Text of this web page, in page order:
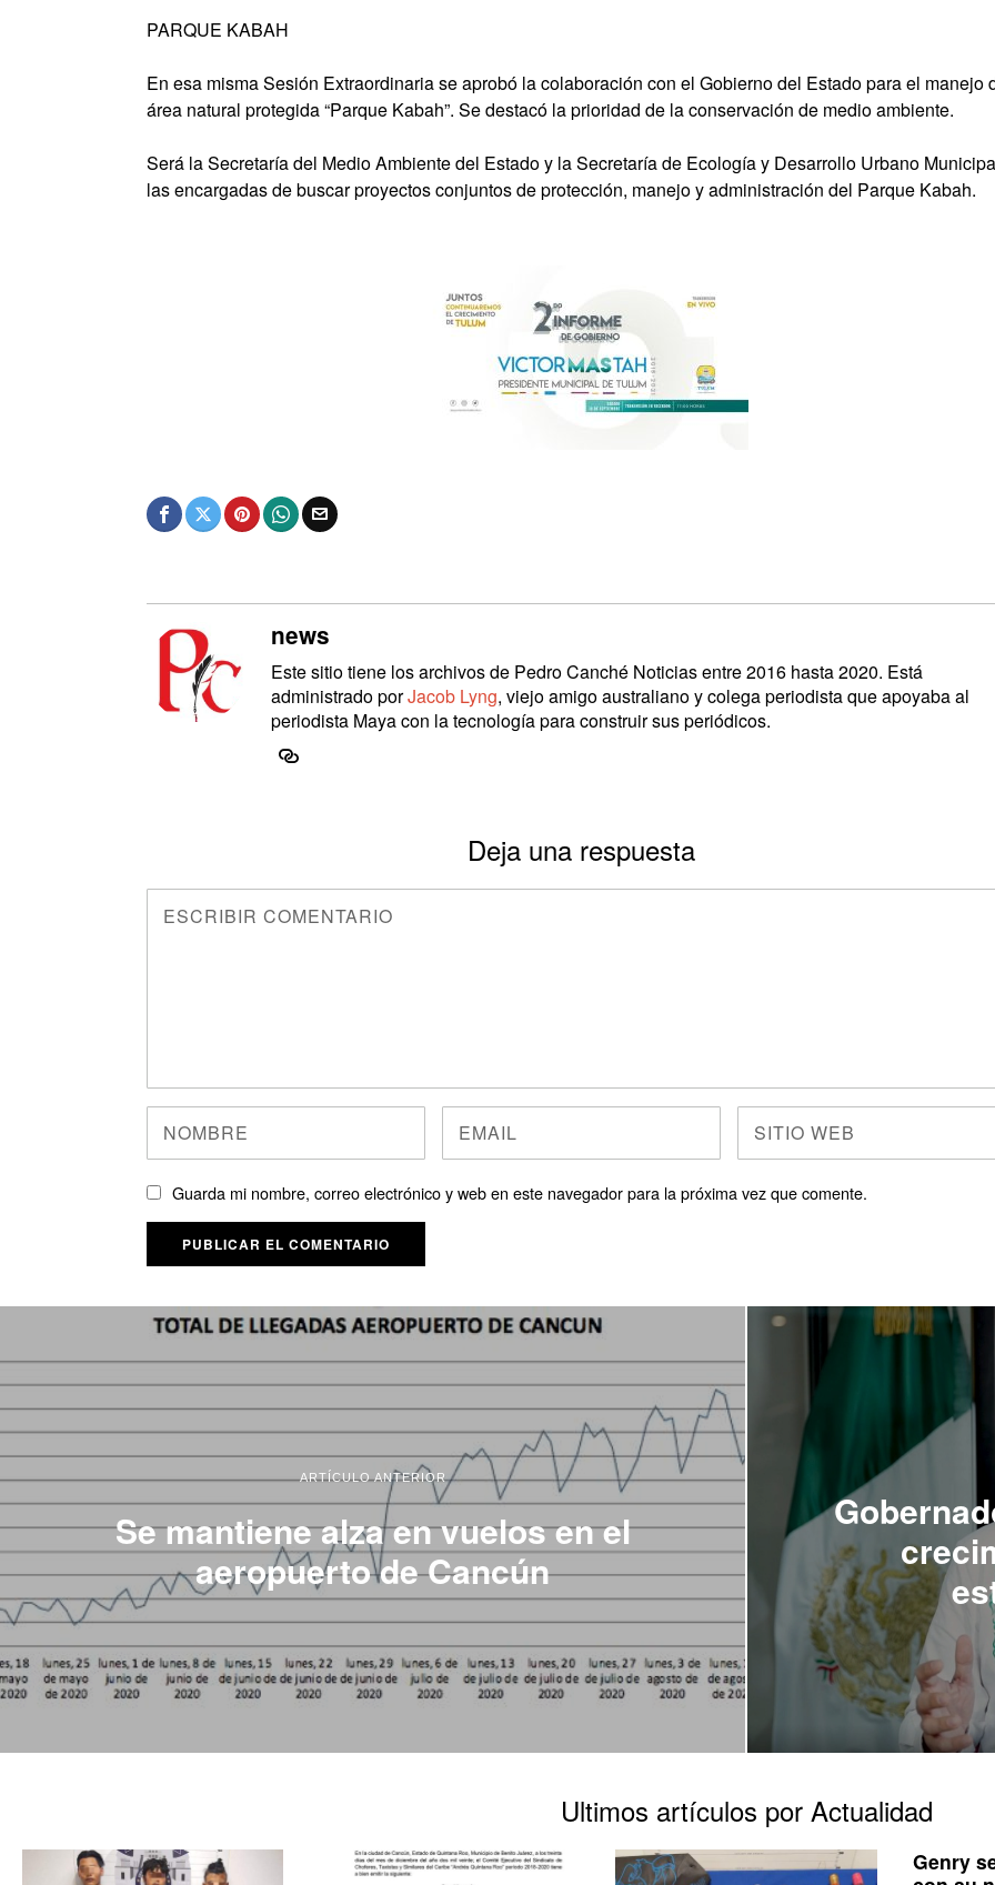
PARQUE KABAH
En esa misma Sesión Extraordinaria se aprobó la colaboración con el Gobierno del Estado para el manejo
área natural protegida “Parque Kabah”. Se destacó la prioridad de la conservación de medio ambiente.
Será la Secretaría del Medio Ambiente del Estado y la Secretaría de Ecología y Desarrollo Urbano
las encargadas de buscar proyectos conjuntos de protección, manejo y administración del Parque Kabah.
news
Este sitio tiene los archivos de Pedro Canché Noticias entre 2016 hasta 2020. Está
administrado porJacob Lyng, viejo amigo australiano y colega periodista que apoyaba al
periodista Maya con la tecnología para construir sus periódicos.
Deja una respuesta
Guarda mi nombre, correo electrónico y web en este navegador para la próxima vez que comente.
ARTÍCULO ANTERIOR
Se mantiene alza en vuelos en el
aeropuerto de Cancún
Ultimos artículos por Actualidad
Genry